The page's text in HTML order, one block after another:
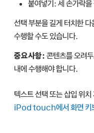
붙여넣기:세 손가락
선택 부분을 길게 터치한
수행할 수도 있습니다.
중요사항: 콘텐츠를 오려
내에 수행해야 합니다.
텍스트 선택 또는 삽입 위
iPod touch에서 화면 키